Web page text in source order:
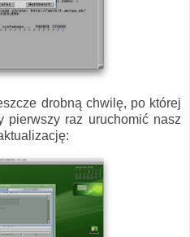
drobną chwilę, po której
pierwszy raz uruchomić nasz